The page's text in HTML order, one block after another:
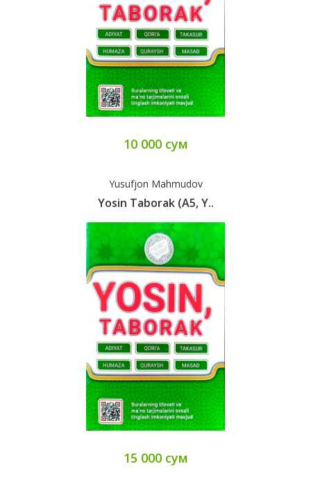
10 000 сум
Yusufjon Mahmudov
Yosin Taborak (А5, Y..
15 000 сум